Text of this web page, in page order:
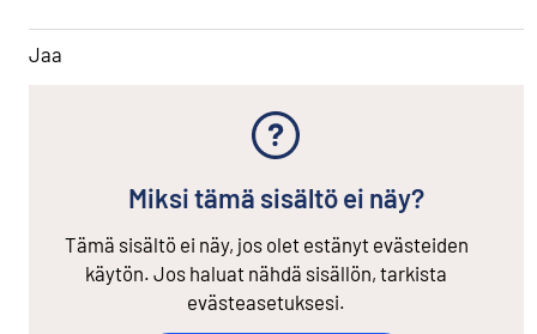
Jaa
Miksi tämä sisältö ei näy?
Tämä sisältö ei näy, jos olet estänyt evästeiden
käytön. Jos haluat nähdä sisällön, tarkista
evästeasetuksesi.